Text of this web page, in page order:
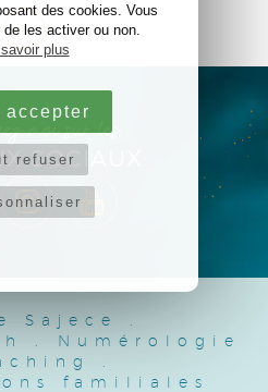
des cookies. Vous
les activer ou non.
plus
accepter
refuser
moi sur les
SOCIAUX
Sajece
Numérologie
familiales